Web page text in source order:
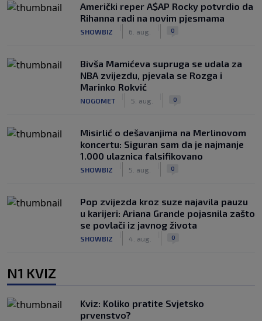
Američki reper A$AP Rocky potvrdio da
Rihanna radi na novim pjesmama
SHOWBIZ 6. aug. 0
Bivša Mamićeva supruga se udala za
NBA zvijezdu, pjevala se Rozga i
Marinko Rokvić
NOGOMET 5. aug. 0
Misirlić o dešavanjima na Merlinovom
koncertu: Siguran sam da je najmanje
1.000 ulaznica falsifikovano
SHOWBIZ 5. aug. 0
Pop zvijezda kroz suze najavila pauzu
u karijeri: Ariana Grande pojasnila zašto
se povlači iz javnog života
SHOWBIZ 4. aug. 0
N1 KVIZ
Kviz: Koliko pratite Svjetsko
prvenstvo?